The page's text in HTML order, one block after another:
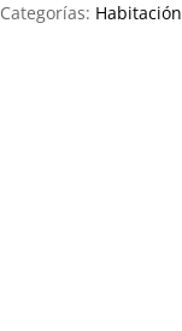
cantidad
Categorías: Habitación